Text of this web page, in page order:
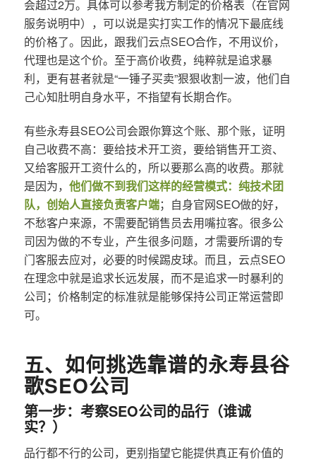
会超过2万。具体可以参考我方制定的价格表（在官网
服务说明中），可以说是实打实工作的情况下最底线
的价格了。因此，跟我们云点SEO合作，不用议价，
代理也是这个价。至于高价收费，纯粹就是追求暴
利，更有甚者就是“一锤子买卖”狠狠收割一波，他们自
己心知肚明自身水平，不指望有长期合作。
有些永寿县SEO公司会跟你算这个账、那个账，证明
自己收费不高：要给技术开工资，要给销售开工资、
又给客服开工资什么的，所以要那么高的收费。那就
是因为， 他们做不到我们这样的经营模式：纯技术团
队，创始人直接负责客户端；自身官网SEO做的好，
不愁客户来源，不需要配销售员去用嘴拉客。很多公
司因为做的不专业，产生很多问题，才需要所谓的专
门客服去应对，必要的时候踢皮球。而且，云点SEO
在理念中就是追求长远发展，而不是追求一时暴利的
公司；价格制定的标准就是能够保持公司正常运营即
可。
五、如何挑选靠谱的永寿县谷
歌SEO公司
第一步：考察SEO公司的品行（谁诚
实？）
品行都不行的公司，更别指望它能提供真正有价值的